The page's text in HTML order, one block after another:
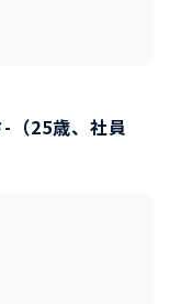
（25歳、社員